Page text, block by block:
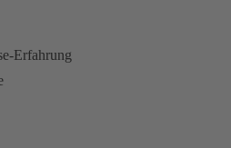
Erfahrung